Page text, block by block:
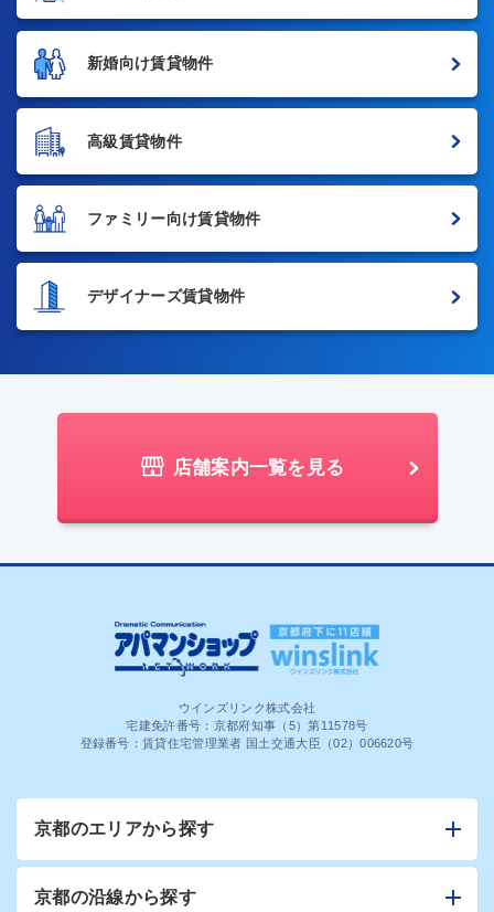
新婚向け賃貸物件
高級賃貸物件
ファミリー向け賃貸物件
デザイナーズ賃貸物件
店舗案内一覧を見る
ウインズリンク株式会社
宅建免許番号：京都府知事（5）第11578号
登録番号：賃貸住宅管理業者 国土交通大臣（02）006620号
京都のエリアから探す
京都の沿線から探す